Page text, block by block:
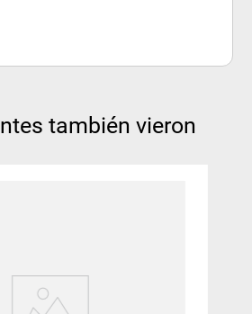
también vieron